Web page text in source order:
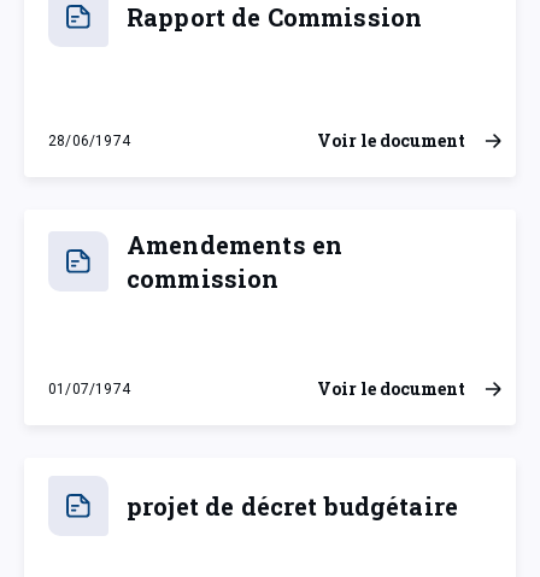
Rapport de Commission
28/06/1974
vendredi 28 juin 1974
Voir le document
Amendements en
commission
01/07/1974
lundi 1 juillet 1974
Voir le document
projet de décret budgétaire